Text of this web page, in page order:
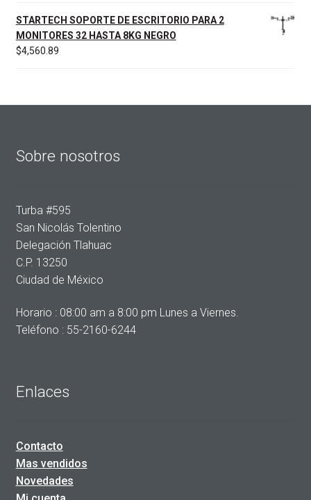
STARTECH SOPORTE DE ESCRITORIO PARA 2
MONITORES 32 HASTA 8KG NEGRO
$4,560.89
Sobre nosotros
Turba #595
San Nicolás Tolentino
Delegación Tlahuac
C.P. 13250
Ciudad de México
Horario : 08:00 am a 8:00 pm Lunes a Viernes.
Teléfono : 55-2160-6244
Enlaces
Contacto
Mas vendidos
Novedades